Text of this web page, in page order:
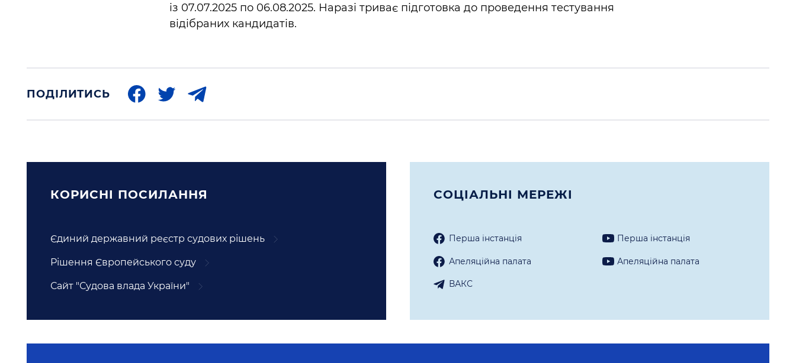
із 07.07.2025 по 06.08.2025. Наразі триває підготовка до проведення тестування
відібраних кандидатів.
ПОДІЛИТИСЬ
КОРИСНI ПОСИЛАННЯ
Єдиний державний реєстр судових рішень
Рішення Європейського суду
Сайт "Судова влада України"
СОЦIАЛЬНI МЕРЕЖI
Перша iнстанцiя Перша iнстанцiя
Апеляцiйна палата Апеляцiйна палата
ВАКС